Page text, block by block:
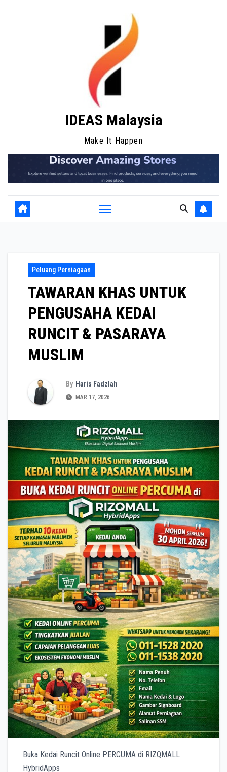
IDEAS Malaysia
Make It Happen
Peluang Perniagaan
TAWARAN KHAS UNTUK
PENGUSAHA KEDAI
RUNCIT & PASARAYA
MUSLIM
By Haris Fadzlah
MAR 17, 2026
Buka Kedai Runcit Online PERCUMA di RIZQMALL
HybridApps